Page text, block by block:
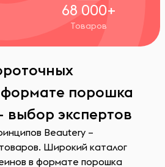
68 000+
Товаров
порошка
выбор экспертов
Beautery –
Широкий каталог
в формате порошка